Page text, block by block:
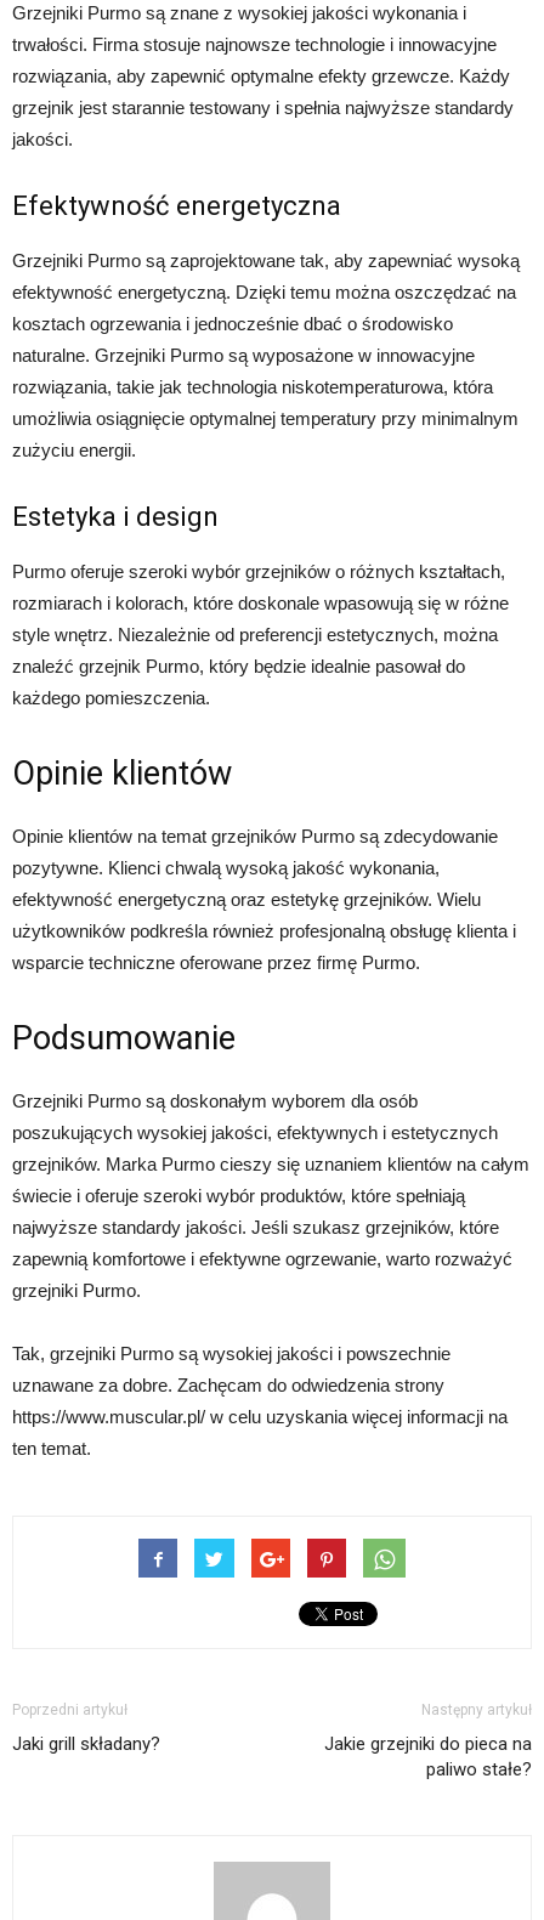
Grzejniki Purmo są znane z wysokiej jakości wykonania i
trwałości. Firma stosuje najnowsze technologie i innowacyjne
rozwiązania, aby zapewnić optymalne efekty grzewcze. Każdy
grzejnik jest starannie testowany i spełnia najwyższe standardy
jakości.
Efektywność energetyczna
Grzejniki Purmo są zaprojektowane tak, aby zapewniać wysoką
efektywność energetyczną. Dzięki temu można oszczędzać na
kosztach ogrzewania i jednocześnie dbać o środowisko
naturalne. Grzejniki Purmo są wyposażone w innowacyjne
rozwiązania, takie jak technologia niskotemperaturowa, która
umożliwia osiągnięcie optymalnej temperatury przy minimalnym
zużyciu energii.
Estetyka i design
Purmo oferuje szeroki wybór grzejników o różnych kształtach,
rozmiarach i kolorach, które doskonale wpasowują się w różne
style wnętrz. Niezależnie od preferencji estetycznych, można
znaleźć grzejnik Purmo, który będzie idealnie pasował do
każdego pomieszczenia.
Opinie klientów
Opinie klientów na temat grzejników Purmo są zdecydowanie
pozytywne. Klienci chwalą wysoką jakość wykonania,
efektywność energetyczną oraz estetykę grzejników. Wielu
użytkowników podkreśla również profesjonalną obsługę klienta i
wsparcie techniczne oferowane przez firmę Purmo.
Podsumowanie
Grzejniki Purmo są doskonałym wyborem dla osób
poszukujących wysokiej jakości, efektywnych i estetycznych
grzejników. Marka Purmo cieszy się uznaniem klientów na całym
świecie i oferuje szeroki wybór produktów, które spełniają
najwyższe standardy jakości. Jeśli szukasz grzejników, które
zapewnią komfortowe i efektywne ogrzewanie, warto rozważyć
grzejniki Purmo.
Tak, grzejniki Purmo są wysokiej jakości i powszechnie
uznawane za dobre. Zachęcam do odwiedzenia strony
https://www.muscular.pl/ w celu uzyskania więcej informacji na
ten temat.
Poprzedni artykuł
Jaki grill składany?
Następny artykuł
Jakie grzejniki do pieca na
paliwo stałe?